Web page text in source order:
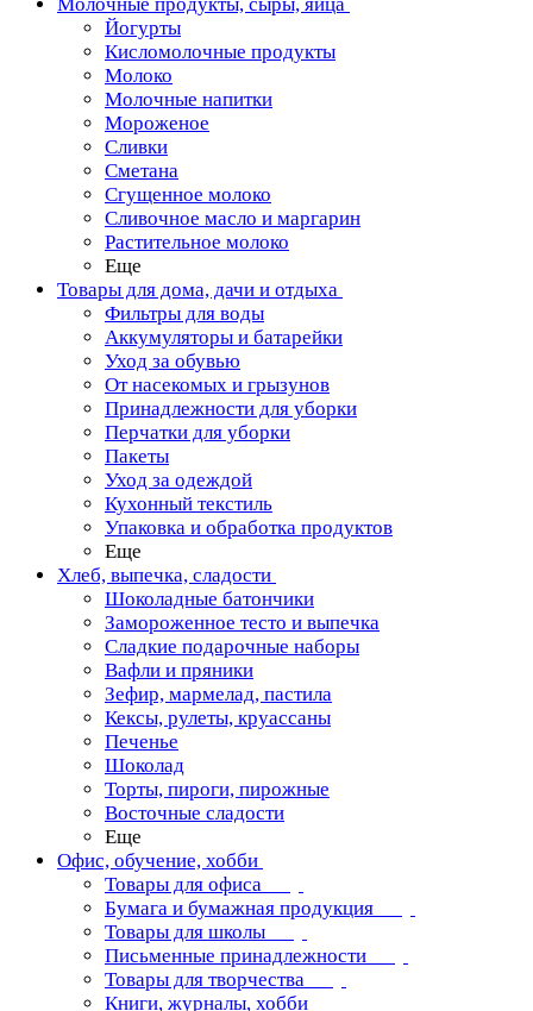
Йогурты
Кисломолочные продукты
Молоко
Молочные напитки
Мороженое
Сливки
Сметана
Сгущенное молоко
Сливочное масло и маргарин
Растительное молоко
Еще
Товары для дома, дачи и отдыха
Фильтры для воды
Аккумуляторы и батарейки
Уход за обувью
От насекомых и грызунов
Принадлежности для уборки
Перчатки для уборки
Пакеты
Уход за одеждой
Кухонный текстиль
Упаковка и обработка продуктов
Еще
Хлеб, выпечка, сладости
Шоколадные батончики
Замороженное тесто и выпечка
Сладкие подарочные наборы
Вафли и пряники
Зефир, мармелад, пастила
Кексы, рулеты, круассаны
Печенье
Шоколад
Торты, пироги, пирожные
Восточные сладости
Еще
Офис, обучение, хобби
Товары для офиса
Бумага и бумажная продукция
Товары для школы
Письменные принадлежности
Товары для творчества
Книги, журналы, хобби